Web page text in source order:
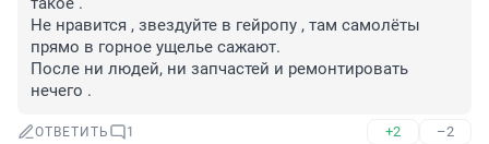
Не нравится , звездуйте в гейропу , там самолёты
прямо в горное ущелье сажают.
После ни людей, ни запчастей и ремонтировать
нечего .
ОТВЕТИТЬ 1 +2 –2